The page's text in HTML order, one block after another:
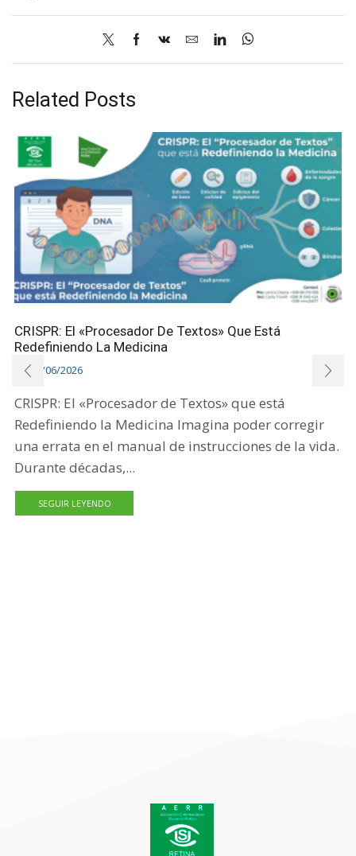
Related Posts
CRISPR: El «Procesador De Textos» Que Está
Redefiniendo La Medicina
26/06/2026
CRISPR: El «Procesador de Textos» que está
Redefiniendo la Medicina Imagina poder corregir
una errata en el manual de instrucciones de la vida.
Durante décadas,...
SEGUIR LEYENDO